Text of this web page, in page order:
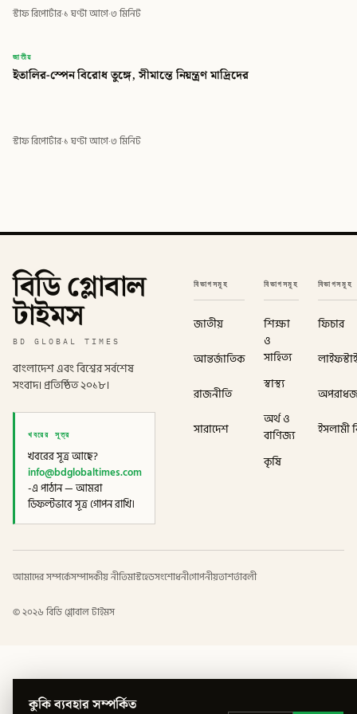
স্টাফ রিপোর্টার·১ ঘণ্টা আগে·৩ মিনিট
বিডি
বিডি গ্লোবাল টাইমস
জাতীয়
ইতালির-স্পেন বিরোধ তুঙ্গে, সীমান্তে নিয়ন্ত্রণ মাদ্রিদের
স্টাফ রিপোর্টার·১ ঘণ্টা আগে·৩ মিনিট
বিডি গ্লোবাল
টাইমস
BD GLOBAL TIMES
বাংলাদেশ এবং বিশ্বের সর্বশেষ
সংবাদ। প্রতিষ্ঠিত ২০১৮।
খবরের সূত্র
খবরের সূত্র আছে?
info@bdglobaltimes.com
-এ পাঠান — আমরা
ডিফল্টভাবে সূত্র গোপন রাখি।
বিভাগসমূহ
জাতীয়
আন্তর্জাতিক
রাজনীতি
সারাদেশ
বিভাগসমূহ
শিক্ষা
ও
সাহিত্য
স্বাস্থ্য
অর্থ ও
বাণিজ্য
কৃষি
বিভাগসমূহ
ফিচার
ইসলামী
আমাদের সম্পর্কেসম্পাদকীয় নীতিমাস্টহেডসংশোধনীগোপনীয়তাশর্তাবলী
©২০২৬ বিডি গ্লোবাল টাইমস
কুকি ব্যবহার সম্পর্কিত